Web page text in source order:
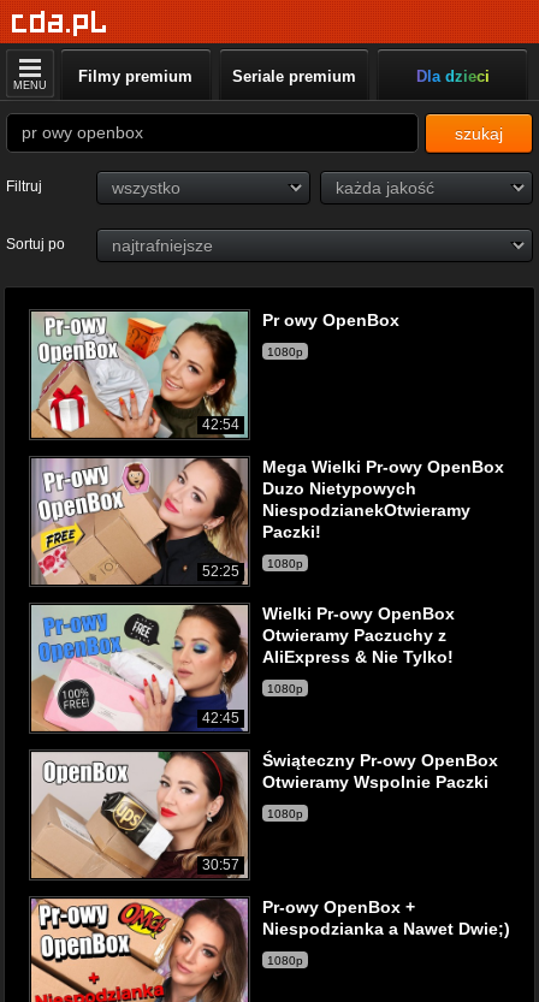
MENU Filmy premium Seriale premium Dla dzieci
szukaj
Filtruj
Sortuj po
42:54
Pr owy OpenBox
1080p
52:25
Mega Wielki Pr-owy OpenBox
Duzo Nietypowych
NiespodzianekOtwieramy
Paczki!
1080p
42:45
Wielki Pr-owy OpenBox
Otwieramy Paczuchy z
AliExpress & Nie Tylko!
1080p
30:57
Świąteczny Pr-owy OpenBox
Otwieramy Wspolnie Paczki
1080p
Pr-owy OpenBox +
Niespodzianka a Nawet Dwie;)
1080p